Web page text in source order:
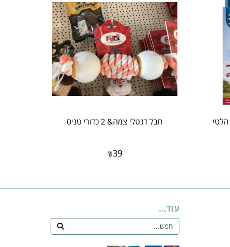
חבל דנטלי צמה& 2 כדורי טניס
₪39
עוד...